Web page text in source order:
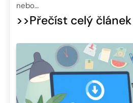
nebo…
>>Přečíst celý článek